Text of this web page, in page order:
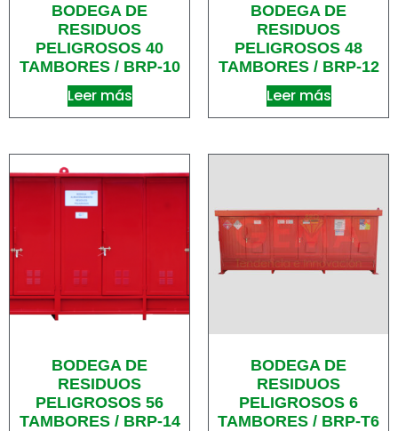
BODEGA DE
RESIDUOS
PELIGROSOS 40
TAMBORES / BRP-10
Leer más
BODEGA DE
RESIDUOS
PELIGROSOS 48
TAMBORES / BRP-12
Leer más
BODEGA DE
RESIDUOS
PELIGROSOS 56
TAMBORES / BRP-14
BODEGA DE
RESIDUOS
PELIGROSOS 6
TAMBORES / BRP-T6